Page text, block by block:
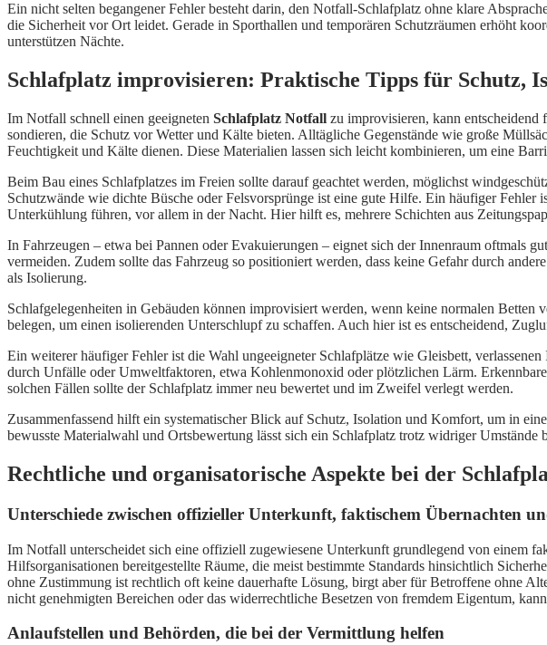
Ein nicht selten begangener Fehler besteht darin, den Notfall-Schlafplatz ohne klare
die Sicherheit vor Ort leidet. Gerade in Sporthallen und temporären Schutzräumen erhöht
unterstützen Nächte.
Schlafplatz improvisieren: Praktische Tipps für Schutz,
Im Notfall schnell einen geeigneten Schlafplatz Notfall zu improvisieren, kann entscheidend
sondieren, die Schutz vor Wetter und Kälte bieten. Alltägliche Gegenstände wie große
Feuchtigkeit und Kälte dienen. Diese Materialien lassen sich leicht kombinieren, um eine
Beim Bau eines Schlafplatzes im Freien sollte darauf geachtet werden, möglichst
Schutzwände wie dichte Büsche oder Felsvorsprünge ist eine gute Hilfe. Ein häufiger
Unterkühlung führen, vor allem in der Nacht. Hier hilft es, mehrere Schichten aus
In Fahrzeugen – etwa bei Pannen oder Evakuierungen – eignet sich der Innenraum oftmals
vermeiden. Zudem sollte das Fahrzeug so positioniert werden, dass keine Gefahr durch
als Isolierung.
Schlafgelegenheiten in Gebäuden können improvisiert werden, wenn keine normalen
belegen, um einen isolierenden Unterschlupf zu schaffen. Auch hier ist es entscheidend,
Ein weiterer häufiger Fehler ist die Wahl ungeeigneter Schlafplätze wie Gleisbett,
durch Unfälle oder Umweltfaktoren, etwa Kohlenmonoxid oder plötzlichen Lärm.
solchen Fällen sollte der Schlafplatz immer neu bewertet und im Zweifel verlegt werden.
Zusammenfassend hilft ein systematischer Blick auf Schutz, Isolation und Komfort, um in
bewusste Materialwahl und Ortsbewertung lässt sich ein Schlafplatz trotz widriger Umstände
Rechtliche und organisatorische Aspekte bei der
Unterschiede zwischen offizieller Unterkunft, faktischem Übernachten
Im Notfall unterscheidet sich eine offiziell zugewiesene Unterkunft grundlegend von einem
Hilfsorganisationen bereitgestellte Räume, die meist bestimmte Standards hinsichtlich
ohne Zustimmung ist rechtlich oft keine dauerhafte Lösung, birgt aber für Betroffene ohne
nicht genehmigten Bereichen oder das widerrechtliche Besetzen von fremdem Eigentum,
Anlaufstellen und Behörden, die bei der Vermittlung helfen